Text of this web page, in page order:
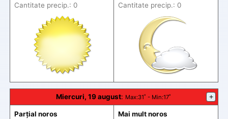
Cantitate precip.: 0
Cantitate precip.: 0
Miercuri, 19 august: Max:31˚ - Min:17˚ +
Parțial noros
Mai mult noros